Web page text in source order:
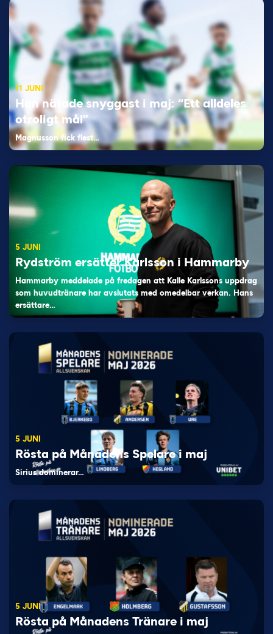
11 JUNI
Han nätade snyggast i maj: “Ett alldeles
otroligt mål”
Magnusson fick flest…
5 JUNI
Rydström ersätter Karlsson i Hammarby
Hammarby meddelade på fredagen att Kalle Karlssons uppdrag
som huvudtränare har avslutats med omedelbar verkan. Hans
ersättare…
5 JUNI
Rösta på Månadens Spelare i maj
Sirius dominerar…
5 JUNI
Rösta på Månadens Tränare i maj